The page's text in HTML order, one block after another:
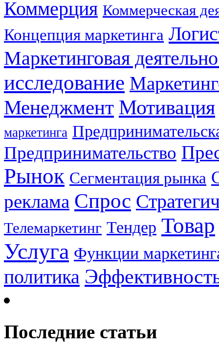
Коммерция Коммерческая
Концепция маркетинга
Маркетинговая
исследование
Менеджмент Мотивация
маркетинга
Предпринимательство
Рынок Сегментация рынка
реклама Спрос
Телемаркетинг Тендер Товар
Услуга Функции
политика
Последние статьи